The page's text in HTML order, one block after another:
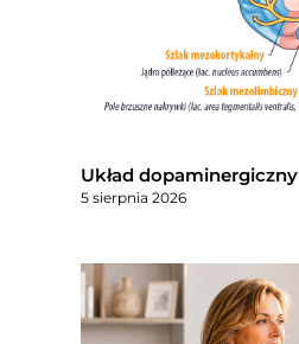
Układ dopaminergiczny
5 sierpnia 2026